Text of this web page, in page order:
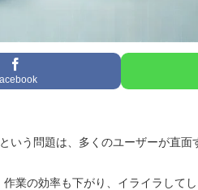
う問題は、多くのユーザーが直面
業の効率も下がり、イライラしてし